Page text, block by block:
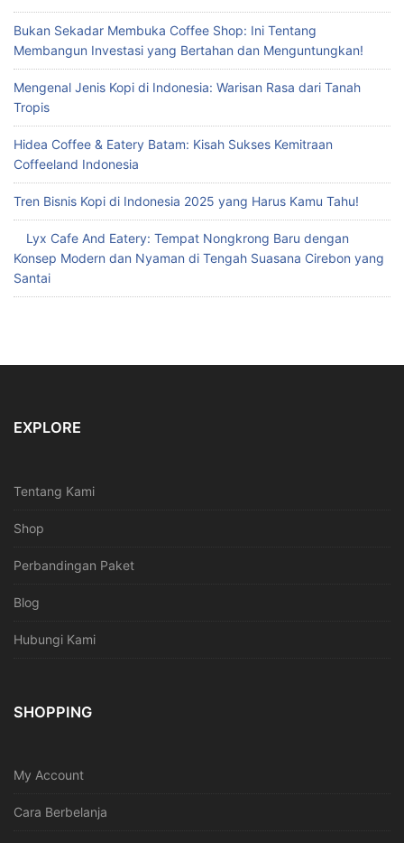
Bukan Sekadar Membuka Coffee Shop: Ini Tentang
Membangun Investasi yang Bertahan dan Menguntungkan!
Mengenal Jenis Kopi di Indonesia: Warisan Rasa dari Tanah
Tropis
Hidea Coffee & Eatery Batam: Kisah Sukses Kemitraan
Coffeeland Indonesia
Tren Bisnis Kopi di Indonesia 2025 yang Harus Kamu Tahu!
Lyx Cafe And Eatery: Tempat Nongkrong Baru dengan
Konsep Modern dan Nyaman di Tengah Suasana Cirebon yang
Santai
EXPLORE
Tentang Kami
Shop
Perbandingan Paket
Blog
Hubungi Kami
SHOPPING
My Account
Cara Berbelanja